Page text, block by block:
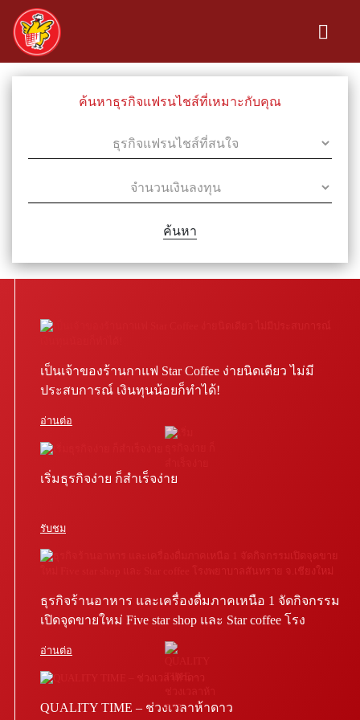
ค้นหาธุรกิจแฟรนไชส์ที่เหมาะกับคุณ
ค้นหา
เป็นเจ้าของร้านกาแฟ Star Coffee ง่ายนิดเดียว ไม่มี
ประสบการณ์ เงินทุนน้อยก็ทำได้!
อ่านต่อ
เริ่มธุรกิจง่าย ก็สำเร็จง่าย
รับชม
ธุรกิจร้านอาหาร และเครื่องดื่มภาคเหนือ 1 จัดกิจกรรม
เปิดจุดขายใหม่ Five star shop และ Star coffee โรง
พยาบาลสันทราย จ.เชียงใหม่
อ่านต่อ
QUALITY TIME – ช่วงเวลาห้าดาว